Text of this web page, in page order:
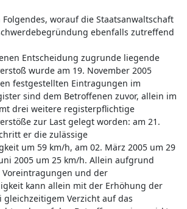
worauf die Staatsanwaltschaft
ebenfalls zutreffend
Entscheidung zugrunde liegende
wurde am 19. November 2005
festgestellten Eintragungen im
sind dem Betroffenen zuvor, allein im
drei weitere registerpflichtige
zur Last gelegt worden: am 21.
er die zulässige
um 59 km/h, am 02. März 2005 um 29
2005 um 25 km/h. Allein aufgrund
und der
kann allein mit der Erhöhung der
gleichzeitigem Verzicht auf das